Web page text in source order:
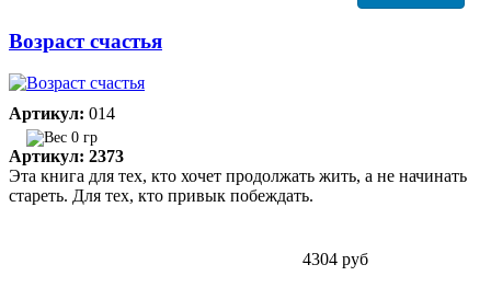
Возраст счастья
Артикул: 014
0 гр
Артикул: 2373
Эта книга для тех, кто хочет продолжать жить, а не начинать
стареть. Для тех, кто привык побеждать.
4304 руб